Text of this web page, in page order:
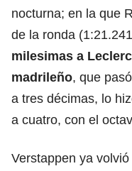
nocturna; en la que
de la ronda
milesimas a
madrileño, que
a tres décimas, lo
a cuatro, con el
Verstappen ya